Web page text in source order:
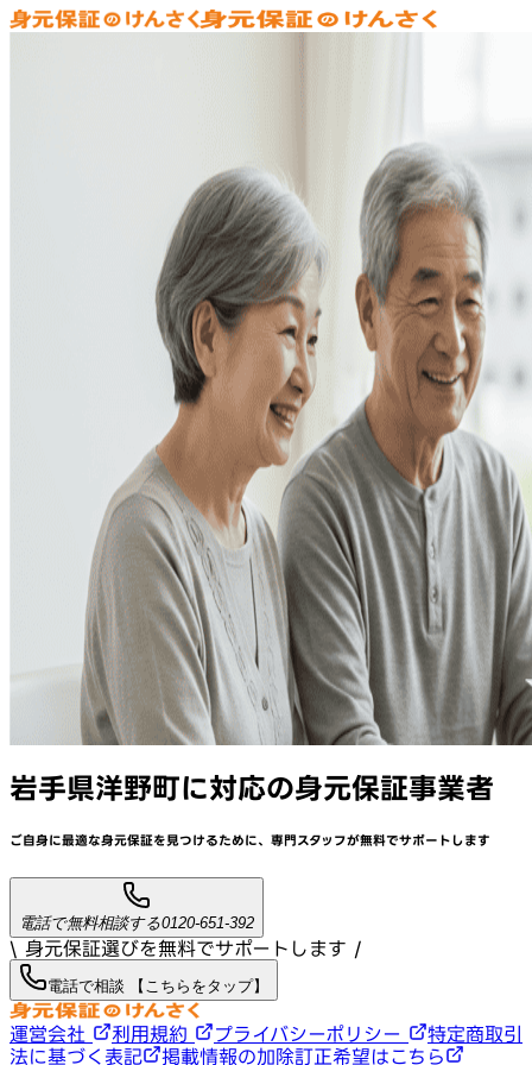
岩手県洋野町に対応の身元保証事業者
ご自身に最適な身元保証を見つけるために、 専門スタッフが無料でサポートします
電話で無料相談する0120-651-392
\ 身元保証選びを無料でサポートします /
電話で相談 【こちらをタップ】
運営会社 利用規約 プライバシーポリシー
特定商取引
法に基づく表記
掲載情報の加除訂正希望はこちら